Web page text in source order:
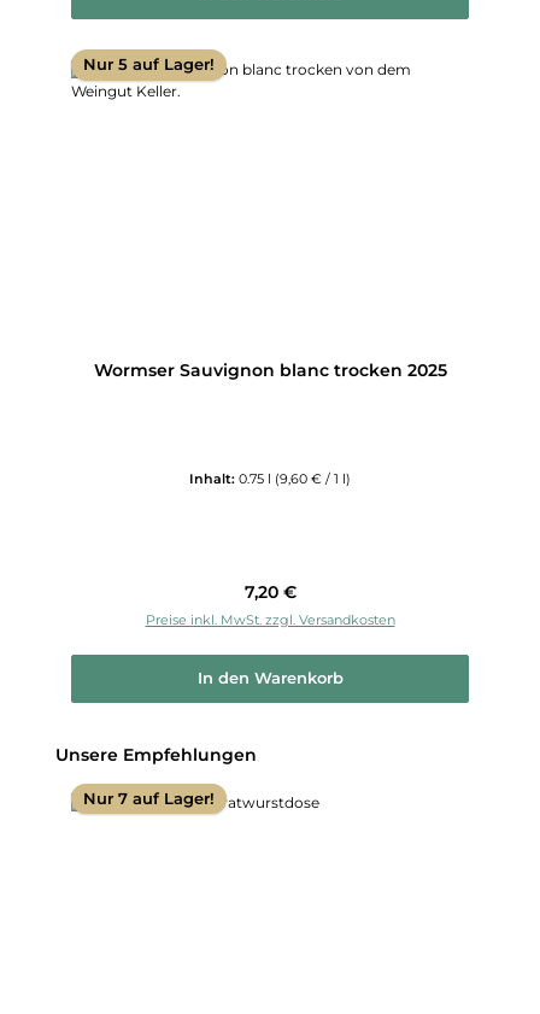
Nur 5 auf Lager!
Wormser Sauvignon blanc trocken 2025
Inhalt: 0.75 l (9,60 € / 1 l)
Regulärer Preis:
7,20 €
Preise inkl. MwSt. zzgl. Versandkosten
In den Warenkorb
Produktgalerie überspringen
Unsere Empfehlungen
Nur 7 auf Lager!